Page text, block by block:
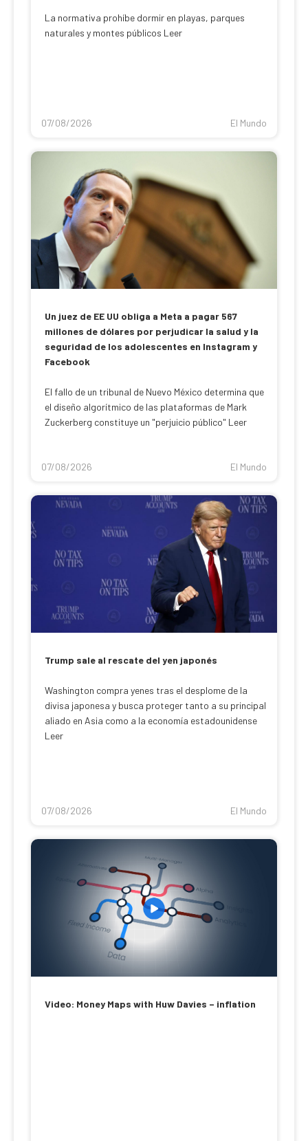
La normativa prohíbe dormir en playas, parques
naturales y montes públicos Leer
07/08/2026 El Mundo
Un juez de EE UU obliga a Meta a pagar 567
millones de dólares por perjudicar la salud y la
seguridad de los adolescentes en Instagram y
Facebook
El fallo de un tribunal de Nuevo México determina que
el diseño algorítmico de las plataformas de Mark
Zuckerberg constituye un "perjuicio público" Leer
07/08/2026 El Mundo
Trump sale al rescate del yen japonés
Washington compra yenes tras el desplome de la
divisa japonesa y busca proteger tanto a su principal
aliado en Asia como a la economía estadounidense
Leer
07/08/2026 El Mundo
Video: Money Maps with Huw Davies – inflation